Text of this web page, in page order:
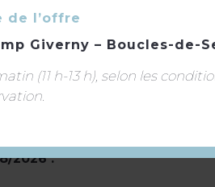
libre cours à leur imagination
son propre petit bateau.
et/ou commentée
2026 :
de l’offre
Giverny – Boucles-de-
(11 h-13 h), selon les